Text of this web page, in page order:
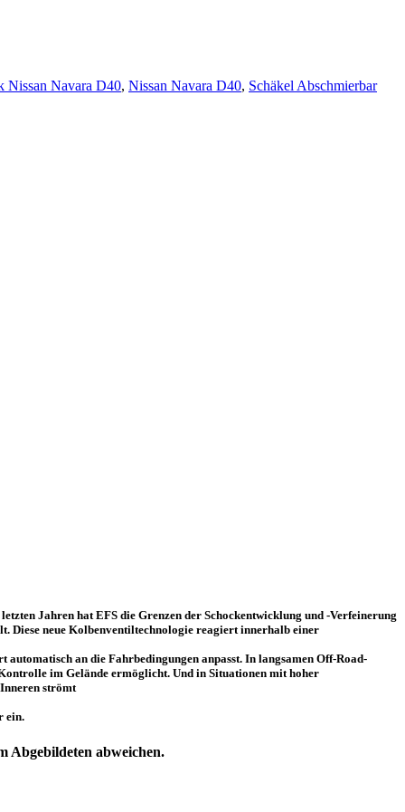
Nissan Navara D40, Nissan Navara D40, Schäkel Abschmierbar
Jahren hat EFS die Grenzen der Schockentwicklung und -Verfeinerung
Diese neue Kolbenventiltechnologie reagiert innerhalb einer
an die Fahrbedingungen anpasst. In langsamen Off-Road-
im Gelände ermöglicht. Und in Situationen mit hoher
strömt
ein.
Abgebildeten abweichen.